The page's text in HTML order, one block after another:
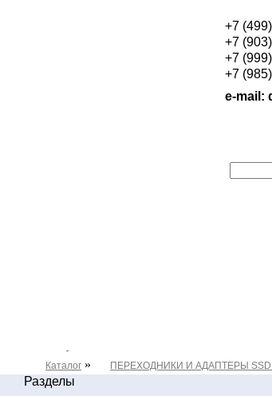
+7
+7
+7
+7
e-mail:
Каталог » ПЕРЕХОДНИКИ И АДАПТЕРЫ SSD
Разделы